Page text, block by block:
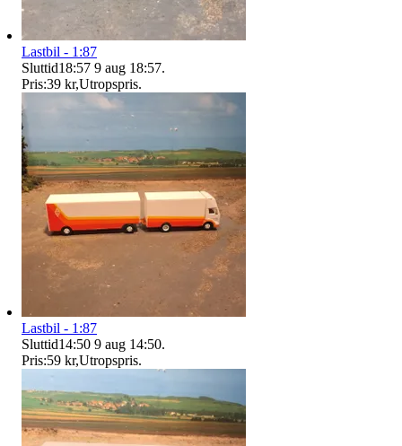
Lastbil - 1:87
Sluttid18:57 9 aug 18:57.
Pris:39 kr,Utropspris.
Lastbil - 1:87
Sluttid14:50 9 aug 14:50.
Pris:59 kr,Utropspris.